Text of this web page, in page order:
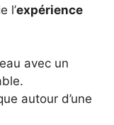
l’expérience
avec un
autour d’une